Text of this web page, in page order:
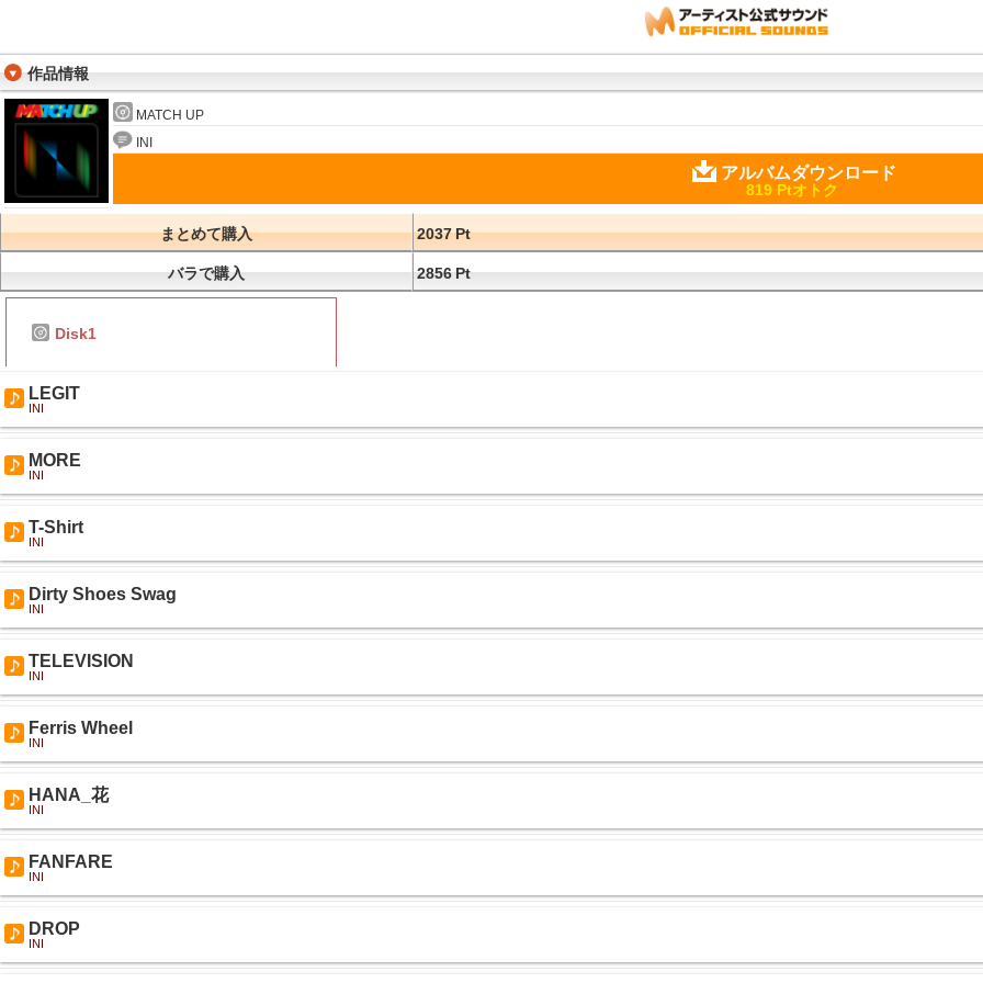
作品情報
MATCH UP
INI
アルバムダウンロード
819 Ptオトク
まとめて購入 2037Pt
バラで購入 2856Pt
Disk1
LEGIT
INI
MORE
INI
T-Shirt
INI
Dirty Shoes Swag
INI
TELEVISION
INI
Ferris Wheel
INI
HANA_花
INI
FANFARE
INI
DROP
INI